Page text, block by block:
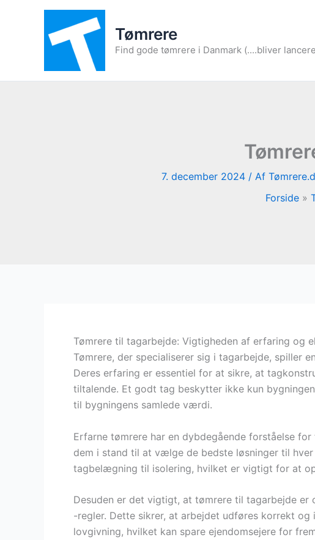
Tømrere
Find gode tømrere i Danmark (....bliver
7. december 2024 / Af
Forside
Tømrere til tagarbejde: Vigtigheden af erfaring og
Tømrere, der specialiserer sig i tagarbejde, spiller
Deres erfaring er essentiel for at sikre, at
tiltalende. Et godt tag beskytter ikke kun
til bygningens samlede værdi.
Erfarne tømrere har en dybdegående forståelse
dem i stand til at vælge de bedste løsninger til
tagbelægning til isolering, hvilket er vigtigt for at
Desuden er det vigtigt, at tømrere til tagarbejde
-regler. Dette sikrer, at arbejdet udføres korrekt
lovgivning, hvilket kan spare ejendomsejere for